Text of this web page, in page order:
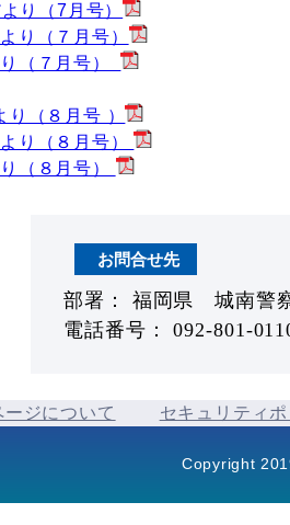
り（7月号）
り（７月号）
（７月号）
り（８月号 ）
り（８月号）
（８月号）
お問合せ先
部署： 福岡県 城南警
電話番号： 092-801-
ジについて セキュリティ
Copyright